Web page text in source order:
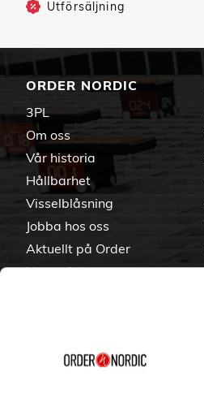
Utförsäljning
ORDER NORDIC
3PL
Om oss
Vår historia
Hållbarhet
Visselblåsning
Jobba hos oss
Aktuellt på Order
Varumärken